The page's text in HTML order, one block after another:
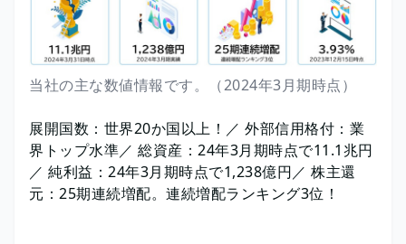
当社の主な数値情報です。（2024年3月期時点）
展開国数：世界20か国以上！／ 外部信用格付：業
界トップ水準／ 総資産：24年3月期時点で11.1兆円
／ 純利益：24年3月期時点で1,238億円／ 株主還
元：25期連続増配。連続増配ランキング3位！